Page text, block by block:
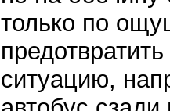
только по
ситуацию,